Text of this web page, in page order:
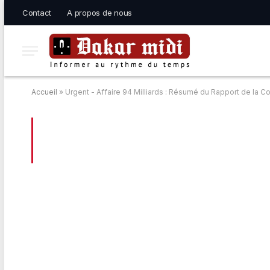
Contact A propos de nous
Accueil » Urgent - Affaire 94 Milliards : Résumé du Rapport de la